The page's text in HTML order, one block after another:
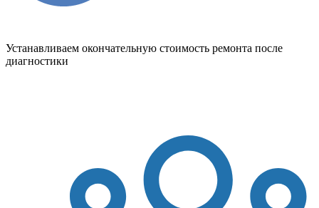
Устанавливаем окончательную стоимость ремонта после
диагностики